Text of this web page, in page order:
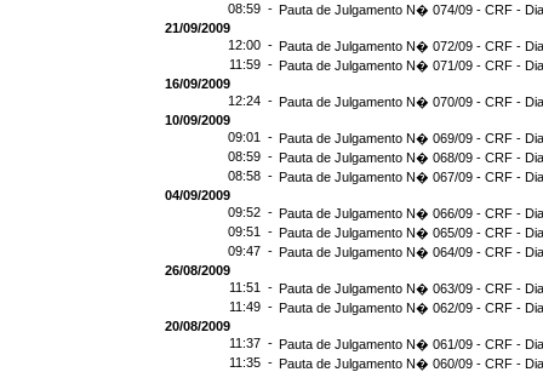
08:59 - Pauta de Julgamento N� 074/09 - CRF -
21/09/2009
12:00 - Pauta de Julgamento N� 072/09 - CRF -
11:59 - Pauta de Julgamento N� 071/09 - CRF -
16/09/2009
12:24 - Pauta de Julgamento N� 070/09 - CRF -
10/09/2009
09:01 - Pauta de Julgamento N� 069/09 - CRF -
08:59 - Pauta de Julgamento N� 068/09 - CRF -
08:58 - Pauta de Julgamento N� 067/09 - CRF -
04/09/2009
09:52 - Pauta de Julgamento N� 066/09 - CRF -
09:51 - Pauta de Julgamento N� 065/09 - CRF -
09:47 - Pauta de Julgamento N� 064/09 - CRF -
26/08/2009
11:51 - Pauta de Julgamento N� 063/09 - CRF -
11:49 - Pauta de Julgamento N� 062/09 - CRF -
20/08/2009
11:37 - Pauta de Julgamento N� 061/09 - CRF -
11:35 - Pauta de Julgamento N� 060/09 - CRF -